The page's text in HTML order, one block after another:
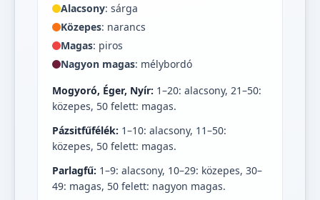
Alacsony: sárga
Közepes: narancs
Magas: piros
Nagyon magas: mélybordó
Mogyoró, Éger, Nyír: 1–20: alacsony, 21–50:
közepes, 50 felett: magas.
Pázsitfűfélék: 1–10: alacsony, 11–50:
közepes, 50 felett: magas.
Parlagfű: 1–9: alacsony, 10–29: közepes, 30–
49: magas, 50 felett: nagyon magas.